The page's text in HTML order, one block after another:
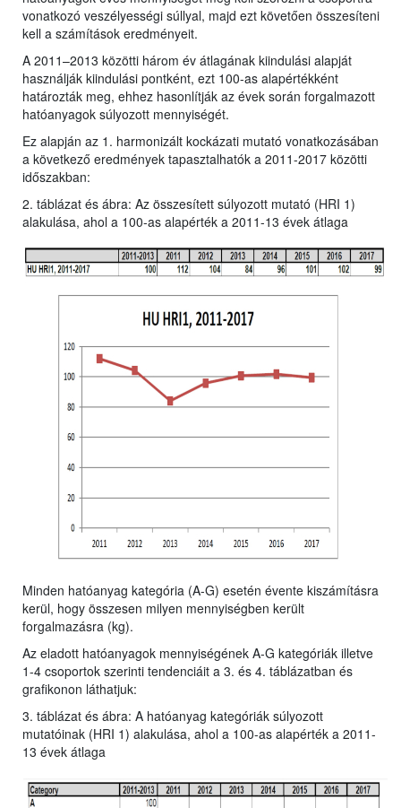
vonatkozó veszélyességi súllyal, majd ezt követően összesíteni
kell a számítások eredményeit.
A 2011–2013 közötti három év átlagának kiindulási alapját
használják kiindulási pontként, ezt 100-as alapértékként
határozták meg, ehhez hasonlítják az évek során forgalmazott
hatóanyagok súlyozott mennyiségét.
Ez alapján az 1. harmonizált kockázati mutató vonatkozásában
a következő eredmények tapasztalhatók a 2011-2017 közötti
időszakban:
2. táblázat és ábra: Az összesített súlyozott mutató (HRI 1)
alakulása, ahol a 100-as alapérték a 2011-13 évek átlaga
Minden hatóanyag kategória (A-G) esetén évente kiszámításra
kerül, hogy összesen milyen mennyiségben került
forgalmazásra (kg).
Az eladott hatóanyagok mennyiségének A-G kategóriák illetve
1-4 csoportok szerinti tendenciáit a 3. és 4. táblázatban és
grafikonon láthatjuk:
3. táblázat és ábra: A hatóanyag kategóriák súlyozott
mutatóinak (HRI 1) alakulása, ahol a 100-as alapérték a 2011-
13 évek átlaga